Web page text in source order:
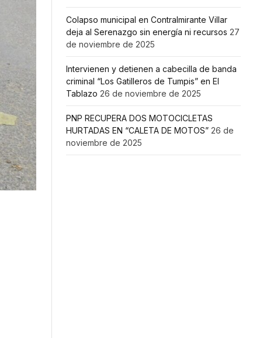
Colapso municipal en Contralmirante Villar
deja al Serenazgo sin energía ni recursos 27
de noviembre de 2025
Intervienen y detienen a cabecilla de banda
criminal “Los Gatilleros de Tumpis” en El
Tablazo 26 de noviembre de 2025
PNP RECUPERA DOS MOTOCICLETAS
HURTADAS EN “CALETA DE MOTOS” 26 de
noviembre de 2025